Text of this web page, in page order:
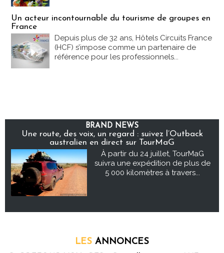
Un acteur incontournable du tourisme de groupes en
France
Depuis plus de 32 ans, Hôtels Circuits France
(HCF) s’impose comme un partenaire de
référence pour les professionnels...
BRAND NEWS
Une route, des voix, un regard : suivez l’Outback
australien en direct sur TourMaG
À partir du 24 juillet, TourMaG
suivra une expédition de plus de
5 000 kilomètres à travers...
LES ANNONCES